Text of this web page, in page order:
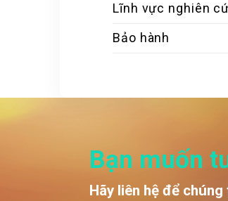
Lĩnh vực nghiên
Bảo hành
Bạn muốn
Hãy liên hệ để